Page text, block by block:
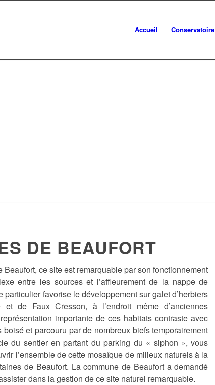
Accueil Conservatoire
DE BEAUFORT
Beaufort, ce site est remarquable par son fonctionnement
entre les sources et l’affleurement de la nappe de
particulier favorise le développement sur galet d’herbiers
de Faux Cresson, à l’endroit même d’anciennes
importante de ces habitats contraste avec
boisé et parcouru par de nombreux biefs temporairement
du sentier en partant du parking du « siphon », vous
l’ensemble de cette mosaïque de milieux naturels à la
de Beaufort. La commune de Beaufort a demandé
dans la gestion de ce site naturel remarquable.